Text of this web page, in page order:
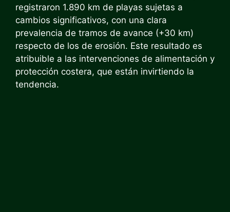
registraron 1.890 km de playas sujetas a
cambios significativos, con una clara
prevalencia de tramos de avance (+30 km)
respecto de los de erosión. Este resultado es
atribuible a las intervenciones de alimentación y
protección costera, que están invirtiendo la
tendencia.